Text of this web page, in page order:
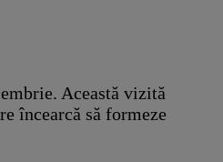
Această vizită
încearcă să formeze